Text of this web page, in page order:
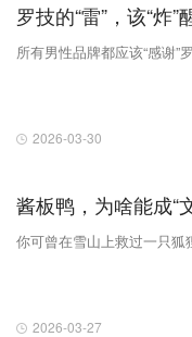
罗技的“雷”，该“炸
所有男性品牌都应该“感谢”
2026-03-30
酱板鸭，为啥能成“
你可曾在雪山上救过一只狐
2026-03-27